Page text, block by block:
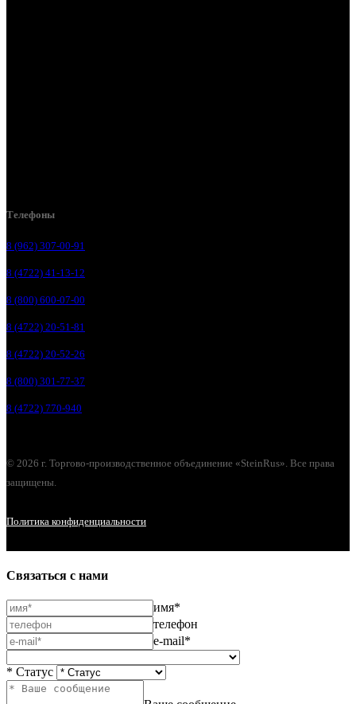
Телефоны
8 (962) 307-00-91
8 (4722) 41-13-12
8 (800) 600-07-00
8 (4722) 20-51-81
8 (4722) 20-52-26
8 (800) 301-77-37
8 (4722) 770-940
© 2026 г. Торгово-производственное объединение «SteinRus». Все права
защищены.
Политика конфиденциальности
Связаться с нами
имя*
телефон
e-mail*
* Статус